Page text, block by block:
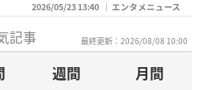
2026/05/23 13:40 エンタメニュース
記事 最終更新：2026/08/08 10:00
週間
月間